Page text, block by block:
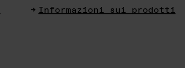
Informazioni sui prodotti